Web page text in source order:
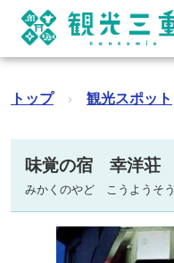
トップ › 観光スポット
味覚の宿 幸洋荘
みかくのやど こうようそう